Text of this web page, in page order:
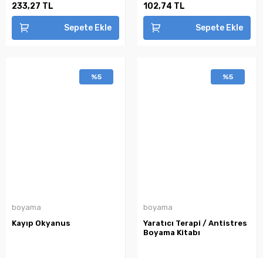
233,27 TL
Sepete Ekle
102,74 TL
Sepete Ekle
%5
boyama
Kayıp Okyanus
%5
boyama
Yaratıcı Terapi / Antistres
Boyama Kitabı